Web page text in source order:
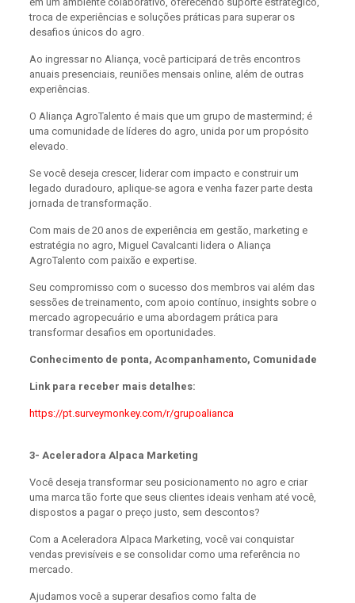
troca de experiências e soluções práticas para superar os
desafios únicos do agro.
Ao ingressar no Aliança, você participará de três encontros
anuais presenciais, reuniões mensais online, além de outras
experiências.
O Aliança AgroTalento é mais que um grupo de mastermind; é
uma comunidade de líderes do agro, unida por um propósito
elevado.
Se você deseja crescer, liderar com impacto e construir um
legado duradouro, aplique-se agora e venha fazer parte desta
jornada de transformação.
Com mais de 20 anos de experiência em gestão, marketing e
estratégia no agro, Miguel Cavalcanti lidera o Aliança
AgroTalento com paixão e expertise.
Seu compromisso com o sucesso dos membros vai além das
sessões de treinamento, com apoio contínuo, insights sobre o
mercado agropecuário e uma abordagem prática para
transformar desafios em oportunidades.
Conhecimento de ponta, Acompanhamento, Comunidade
Link para receber mais detalhes:
https://pt.surveymonkey.com/r/grupoalianca
3- Aceleradora Alpaca Marketing
Você deseja transformar seu posicionamento no agro e criar
uma marca tão forte que seus clientes ideais venham até você,
dispostos a pagar o preço justo, sem descontos?
Com a Aceleradora Alpaca Marketing, você vai conquistar
vendas previsíveis e se consolidar como uma referência no
mercado.
Ajudamos você a superar desafios como falta de